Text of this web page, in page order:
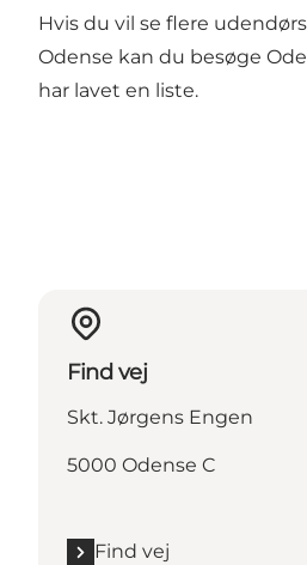
Hvis du vil se flere
Odense kan du besøge
har lavet en liste.
Find vej
Skt. Jørgens Engen
5000 Odense C
Find vej